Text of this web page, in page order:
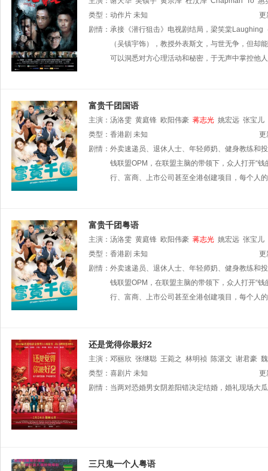
类型： 动作片 未知
更
剧情： 承接《潜行狙击》电视剧结局，梁笑棠Laughing
（吴镇宇饰），教授外表斯文，与世无争，但却
可以洞悉对方心理活动和秘密，于无声中掌控他
富贵千团国语
主演： 汤洛雯 黄庭锋 欧阳伟豪 蒋志光 姚宏远 张宝儿
顺 董敬文 胡鸿钧
潘冠
家雄 区霭玲 利颖怡 杜大伟 刘天龙 郭千瑜 张盈悦 施
曾慧云 吴绮珊 杨证桦 李冈龙 罗雪妍
类型： 香港剧 未知
更
剧情： 外卖速递员、退休人士、年轻师奶、健身教练和
钱联盟OPM，在联盟主脑的带领下，众人打开“
行、富商、上市公司甚至全港创建项目，每个人
富贵千团粤语
主演： 汤洛雯 黄庭锋 欧阳伟豪 蒋志光 姚宏远 张宝儿
顺 董敬文 胡鸿钧
潘冠
家雄 区霭玲 利颖怡 杜大伟 刘天龙 郭千瑜 张盈悦 施
曾慧云 吴绮珊 杨证桦 李冈龙 罗雪妍
类型： 香港剧 未知
更
剧情： 外卖速递员、退休人士、年轻师奶、健身教练和
钱联盟OPM，在联盟主脑的带领下，众人打开“
行、富商、上市公司甚至全港创建项目，每个人
还是觉得你最好2
主演： 邓丽欣 张继聪 王菀之 林明祯 陈湛文 谢君豪
诗 黄呈欣
类型： 喜剧片 未知
更
剧情： 当两对恐婚男女阴差阳错决定结婚，婚礼现场大
三只鬼一个人粤语